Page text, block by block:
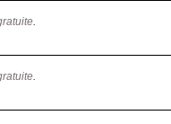
.
.